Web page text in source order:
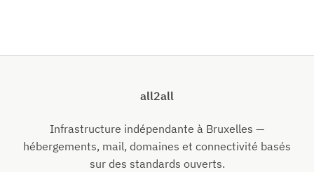
all2all
Infrastructure indépendante à Bruxelles —
hébergements, mail, domaines et connectivité basés
sur des standards ouverts.